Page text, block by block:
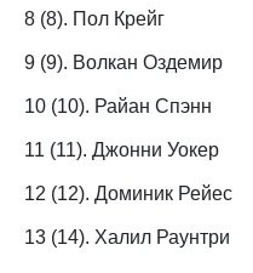
8 (8). Пол Крейг
9 (9). Волкан Оздемир
10 (10). Райан Спэнн
11 (11). Джонни Уокер
12 (12). Доминик Рейес
13 (14). Халил Раунтри